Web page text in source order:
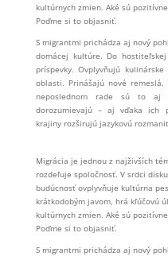
kultúrnych zmien. Aké sú
Poďme si to objasniť.
S migrantmi prichádza aj nový
domácej kultúre. Do
príspevky. Ovplyvňujú
oblasti. Prinášajú nové
neposlednom rade sú to aj
dorozumievajú – aj vďaka ich
krajiny rozširujú jazykovú
Migrácia je jednou z najživších
rozdeľuje spoločnosť. V srdci
budúcnosť ovplyvňuje kultúrna
krátkodobým javom, hrá kľúčovú
kultúrnych zmien. Aké sú
Poďme si to objasniť.
S migrantmi prichádza aj nový